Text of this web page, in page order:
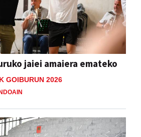
jaiei amaiera emateko
GOIBURUN 2026